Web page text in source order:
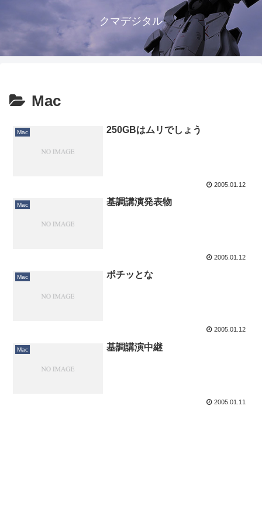
クマデジタル
Mac
Mac 250GBはムリでしょう
2005.01.12
Mac 基調講演発表物
2005.01.12
Mac ポチッとな
2005.01.12
Mac 基調講演中継
2005.01.11